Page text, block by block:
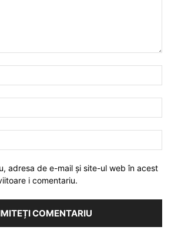
adresa de e-mail și site-ul web în acest
i comentariu.